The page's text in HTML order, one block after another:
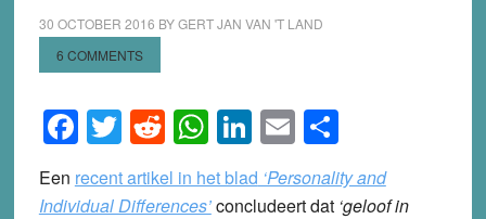
30 OCTOBER 2016 BYGERT JAN VAN 'T LAND
6 COMMENTS
Facebook
Twitter
Reddit
WhatsApp
LinkedIn
EmailShare
Een recent artikel in het blad ‘Personality and
Individual Differences’concludeert dat ‘geloof in